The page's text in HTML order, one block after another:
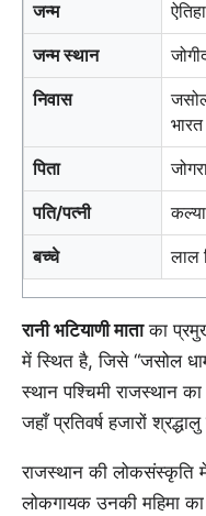
जन्म
जन्म स्थान
निवास
भारत
पिता
पति/पत्नी
बच्चे लाल
रानी भटियाणी माताका
में स्थित है, जिसे “जसोल
स्थान पश्चिमी राजस्थान का
जहाँ प्रतिवर्ष हजारों
राजस्थान की लोकसंस्कृति
लोकगायक उनकी महिमा